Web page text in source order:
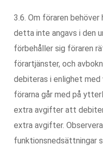
3.6. Om föraren
detta inte angavs i den
förbehåller sig föraren
förartjänster, och
debiteras i enlighet med
förarna går med på
extra avgifter att
extra avgifter.
funktionsnedsättningar